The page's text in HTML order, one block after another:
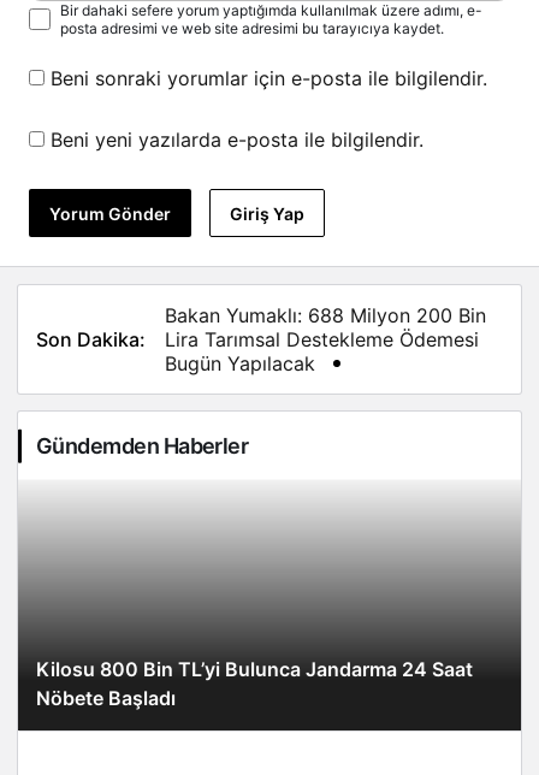
Bir dahaki sefere yorum yaptığımda kullanılmak üzere adımı, e-
posta adresimi ve web site adresimi bu tarayıcıya kaydet.
Beni sonraki yorumlar için e-posta ile bilgilendir.
Beni yeni yazılarda e-posta ile bilgilendir.
Yorum Gönder Giriş Yap
Son Dakika:
Bakan Yumaklı: 688 Milyon 200 Bin
Lira Tarımsal Destekleme Ödemesi
Bugün Yapılacak
Gündemden Haberler
Kilosu 800 Bin TL’yi Bulunca Jandarma 24 Saat
Nöbete Başladı